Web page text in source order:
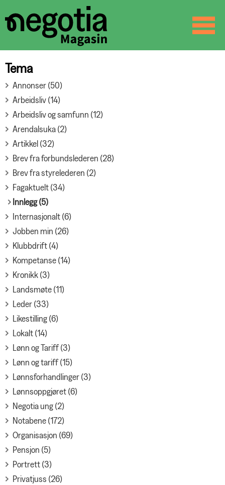
☰
Tema
Annonser (50)
Arbeidsliv (14)
Arbeidsliv og samfunn (12)
Arendalsuka (2)
Artikkel (32)
Brev fra forbundslederen (28)
Brev fra styrelederen (2)
Fagaktuelt (34)
Innlegg (5)
Internasjonalt (6)
Jobben min (26)
Klubbdrift (4)
Kompetanse (14)
Kronikk (3)
Landsmøte (11)
Leder (33)
Likestilling (6)
Lokalt (14)
Lønn og Tariff (3)
Lønn og tariff (15)
Lønnsforhandlinger (3)
Lønnsoppgjøret (6)
Negotia ung (2)
Notabene (172)
Organisasjon (69)
Pensjon (5)
Portrett (3)
Privatjuss (26)